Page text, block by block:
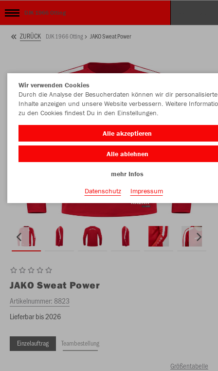
DJK 1966 Otting
ZURÜCK DJK 1966 Otting JAKO Sweat Power
JAKO Sweat Power
Artikelnummer:8823
Lieferbar bis 2026
Einzelauftrag Teambestellung
Größentabelle
Wir verwenden Cookies
Durch die Analyse der Besucherdaten können wir dir personalisierte
Inhalte anzeigen und unsere Website verbessern. Weitere
zu den Cookies findest Du in den Einstellungen.
Alle akzeptieren
Alle ablehnen
mehr Infos
Datenschutz
Impressum